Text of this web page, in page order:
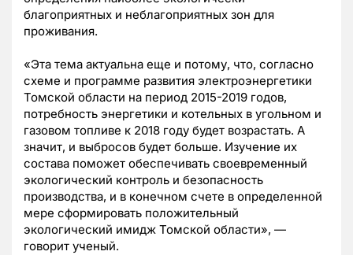
благоприятных и неблагоприятных зон для
проживания.
«Эта тема актуальна еще и потому, что, согласно
схеме и программе развития электроэнергетики
Томской области на период 2015-2019 годов,
потребность энергетики и котельных в угольном и
газовом топливе к 2018 году будет возрастать. А
значит, и выбросов будет больше. Изучение их
состава поможет обеспечивать своевременный
экологический контроль и безопасность
производства, и в конечном счете в определенной
мере сформировать положительный
экологический имидж Томской области», —
говорит ученый.